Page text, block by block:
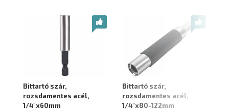
Bittartó szár,
rozsdamentes acél,
1/4"x60mm
Bittartó szár,
rozsdamentes acél,
1/4"x80-122mm